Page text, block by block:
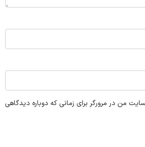
من در مرورگر برای زمانی که دوباره دیدگاهی